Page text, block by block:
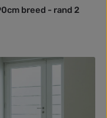
breed - rand 2